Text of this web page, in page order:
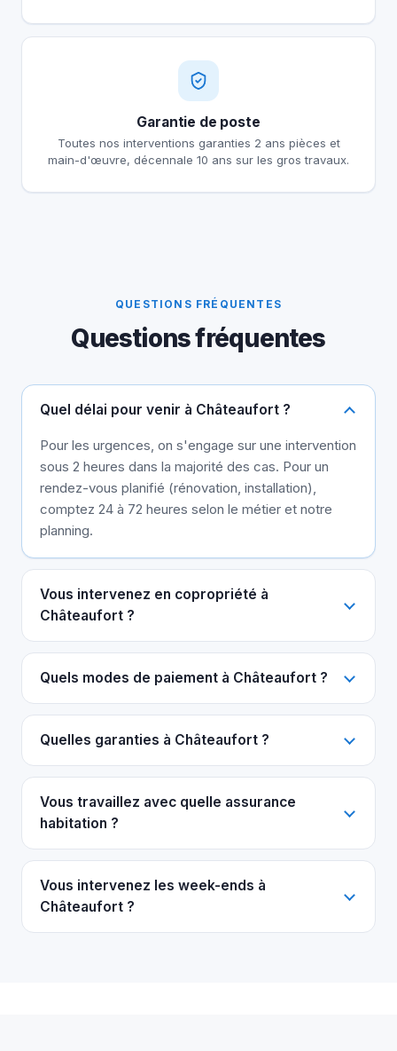
Garantie de poste
Toutes nos interventions garanties 2 ans pièces et
main-d'œuvre, décennale 10 ans sur les gros travaux.
QUESTIONS FRÉQUENTES
Questions fréquentes
Quel délai pour venir à Châteaufort ?
Pour les urgences, on s'engage sur une intervention
sous 2 heures dans la majorité des cas. Pour un
rendez-vous planifié (rénovation, installation),
comptez 24 à 72 heures selon le métier et notre
planning.
Vous intervenez en copropriété à
Châteaufort ?
Quels modes de paiement à Châteaufort ?
Quelles garanties à Châteaufort ?
Vous travaillez avec quelle assurance
habitation ?
Vous intervenez les week-ends à
Châteaufort ?